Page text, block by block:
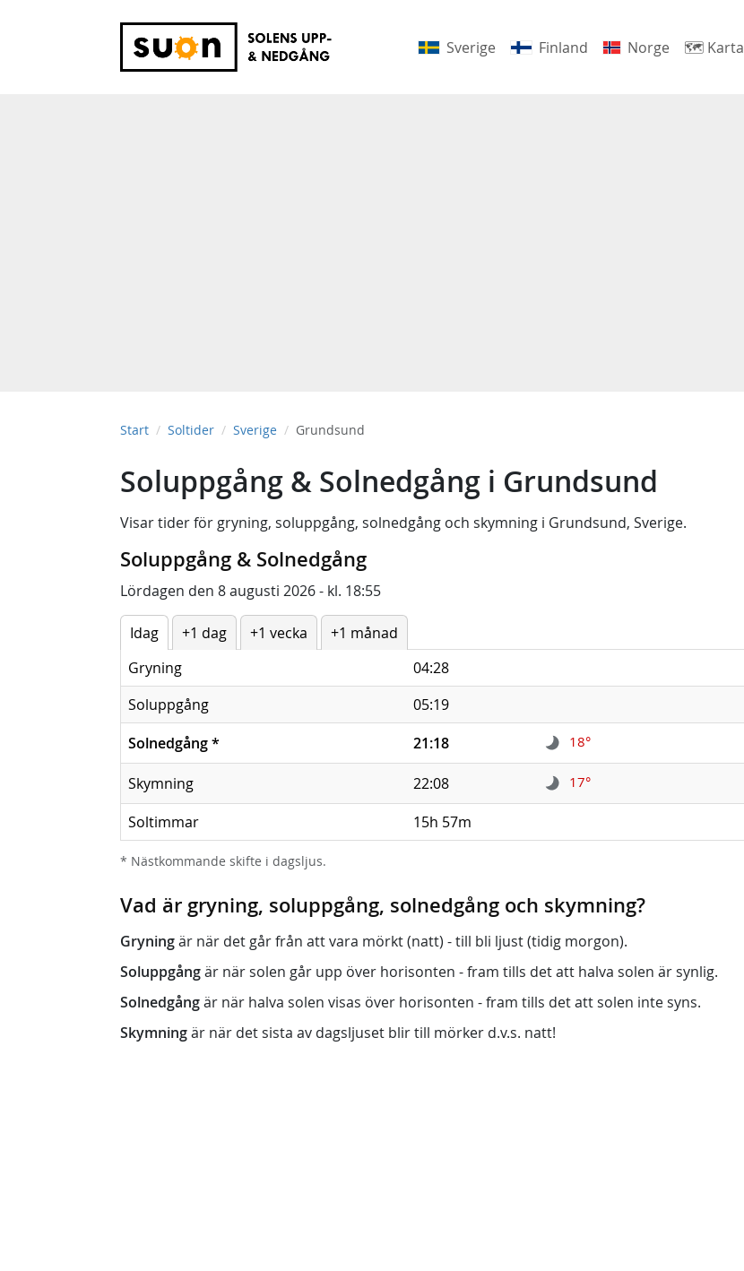
Sverige Finland Norge 🗺 Karta
Start Soltider Sverige Grundsund
Soluppgång & Solnedgång i Grundsund
Visar tider för gryning, soluppgång, solnedgång och skymning i Grundsund, Sverige.
Soluppgång & Solnedgång
Lördagen den 8 augusti 2026 - kl. 18:55
Idag +1 dag +1 vecka
+1 månad
Gryning
04:28
Soluppgång
05:19
Solnedgång* 21:18 18°
Skymning 22:08 17°
Soltimmar 15h 57m
* Nästkommande skifte i dagsljus.
Vad är gryning, soluppgång, solnedgång och skymning?
Gryningär när det går från att vara mörkt (natt) - till bli ljust (tidig morgon).
Soluppgångär när solen går upp över horisonten - fram tills det att halva solen är synlig.
Solnedgångär när halva solen visas över horisonten - fram tills det att solen inte syns.
Skymningär när det sista av dagsljuset blir till mörker d.v.s. natt!